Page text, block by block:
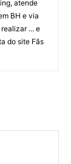
atende
BH e via
... e
do site Fãs